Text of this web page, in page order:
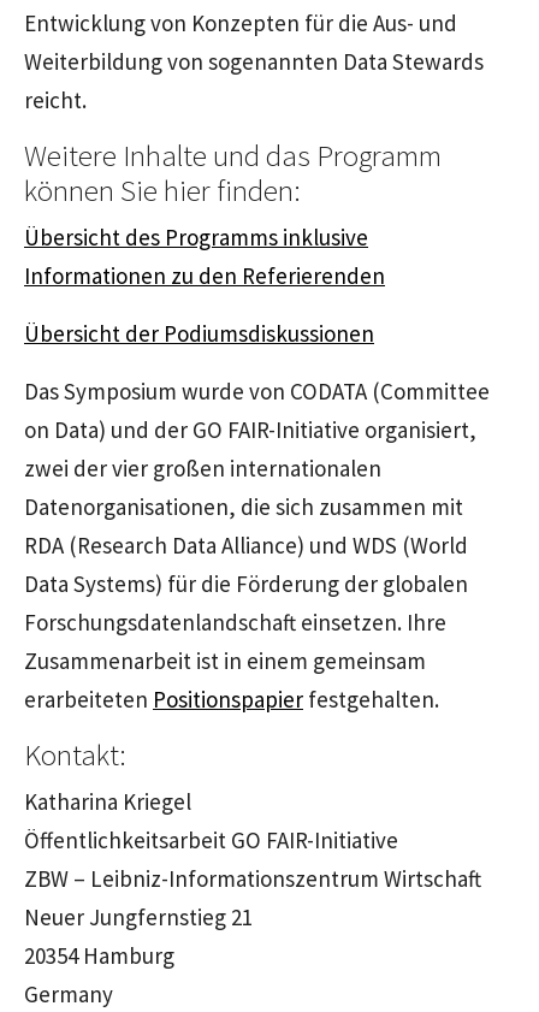
Entwicklung von Konzepten für die Aus- und
Weiterbildung von sogenannten Data Stewards
reicht.
Weitere Inhalte und das Programm
können Sie hier finden:
Übersicht des Programms inklusive
Informationen zu den Referierenden
Übersicht der Podiumsdiskussionen
Das Symposium wurde von CODATA (Committee
on Data) und der GO FAIR-Initiative organisiert,
zwei der vier großen internationalen
Datenorganisationen, die sich zusammen mit
RDA (Research Data Alliance) und WDS (World
Data Systems) für die Förderung der globalen
Forschungsdatenlandschaft einsetzen. Ihre
Zusammenarbeit ist in einem gemeinsam
erarbeiteten Positionspapier festgehalten.
Kontakt:
Katharina Kriegel
Öffentlichkeitsarbeit GO FAIR-Initiative
ZBW – Leibniz-Informationszentrum Wirtschaft
Neuer Jungfernstieg 21
20354 Hamburg
Germany